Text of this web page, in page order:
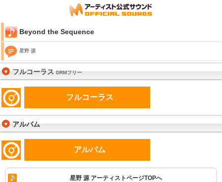
Beyond the Sequence
星野 源
フルコーラスDRMフリー
フルコーラス
アルバム
アルバム
星野 源 アーティストページTOPへ